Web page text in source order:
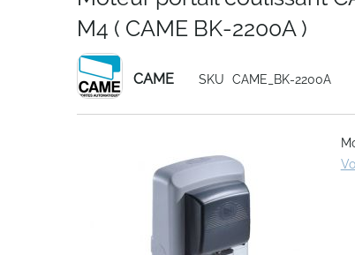
M4 ( CAME BK-2200A )
CAME SKU CAME_BK-2200A